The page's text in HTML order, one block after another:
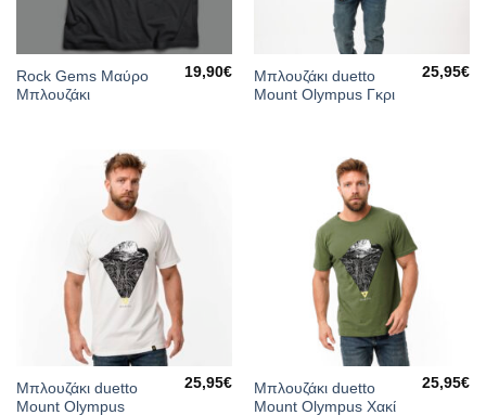
Rock Gems Μαύρο
Μπλουζάκι
19,90€
Μπλουζάκι duetto
Mount Olympus Γκρι
25,95€
Μπλουζάκι duetto
Mount Olympus
25,95€
Μπλουζάκι duetto
Mount Olympus Χακί
25,95€